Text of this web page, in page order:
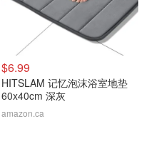
$6.99
HITSLAM 记忆泡沫浴室地垫
60x40cm 深灰
amazon.ca